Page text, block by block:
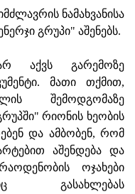
ნამახვანისა
გრუპი" აშენებს.
აქვს გარემოზე
მათი თქმით,
შემოდგომაზე
რიონის ხეობის
და ამბობენ, რომ
აშენდება და
ოჯახები
გასახლებას